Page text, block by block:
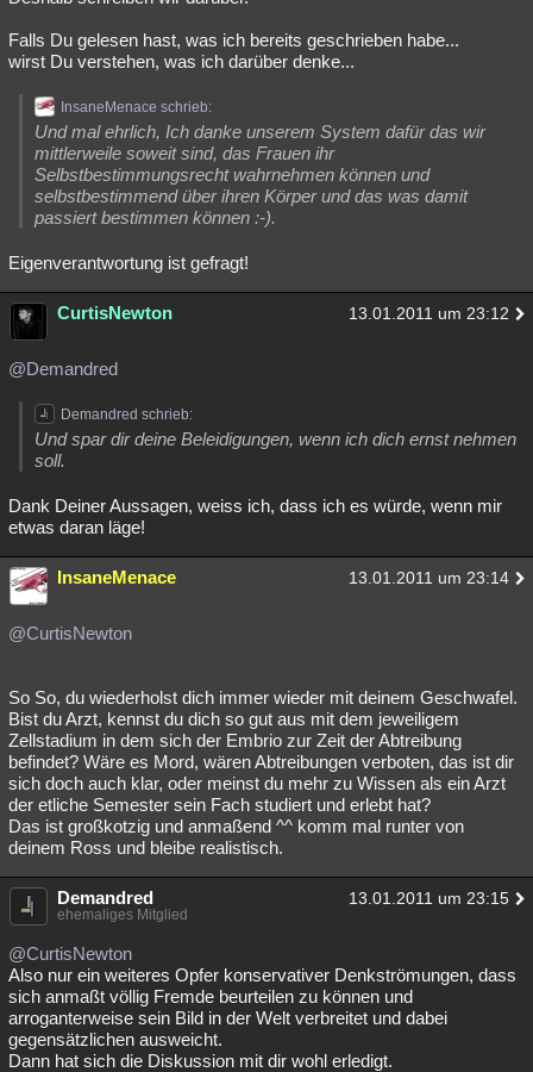
Falls Du gelesen hast, was ich bereits geschrieben habe...
wirst Du verstehen, was ich darüber denke...
InsaneMenace schrieb:
Und mal ehrlich, Ich danke unserem System dafür das wir
mittlerweile soweit sind, das Frauen ihr
Selbstbestimmungsrecht wahrnehmen können und
selbstbestimmend über ihren Körper und das was damit
passiert bestimmen können :-).
Eigenverantwortung ist gefragt!
CurtisNewton 13.01.2011 um 23:12
@Demandred
Demandred schrieb:
Und spar dir deine Beleidigungen, wenn ich dich ernst nehmen
soll.
Dank Deiner Aussagen, weiss ich, dass ich es würde, wenn mir
etwas daran läge!
InsaneMenace 13.01.2011 um 23:14
@CurtisNewton
So So, du wiederholst dich immer wieder mit deinem Geschwafel.
Bist du Arzt, kennst du dich so gut aus mit dem jeweiligem
Zellstadium in dem sich der Embrio zur Zeit der Abtreibung
befindet? Wäre es Mord, wären Abtreibungen verboten, das ist dir
sich doch auch klar, oder meinst du mehr zu Wissen als ein Arzt
der etliche Semester sein Fach studiert und erlebt hat?
Das ist großkotzig und anmaßend ^^ komm mal runter von
deinem Ross und bleibe realistisch.
Demandred 13.01.2011 um 23:15
ehemaliges Mitglied
@CurtisNewton
Also nur ein weiteres Opfer konservativer Denkströmungen, dass
sich anmaßt völlig Fremde beurteilen zu können und
arroganterweise sein Bild in der Welt verbreitet und dabei
gegensätzlichen ausweicht.
Dann hat sich die Diskussion mit dir wohl erledigt.